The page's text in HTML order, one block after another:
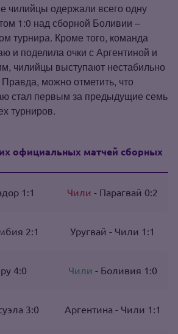
чилийцы одержали всего одну
1:0 над сборной Боливии –
турнира. Кроме того, команда
и поделила очки с Аргентиной и
чилийцы выступают нестабильно
можно отметить, что
стал первым за предыдущие семь
турниров.
официальных матчей сборных
1:1 Чили - Парагвай 0:2
2:1 Уругвай - Чили 1:1
4:0 Чили - Боливия 1:0
3:0 Аргентина - Чили 1:1